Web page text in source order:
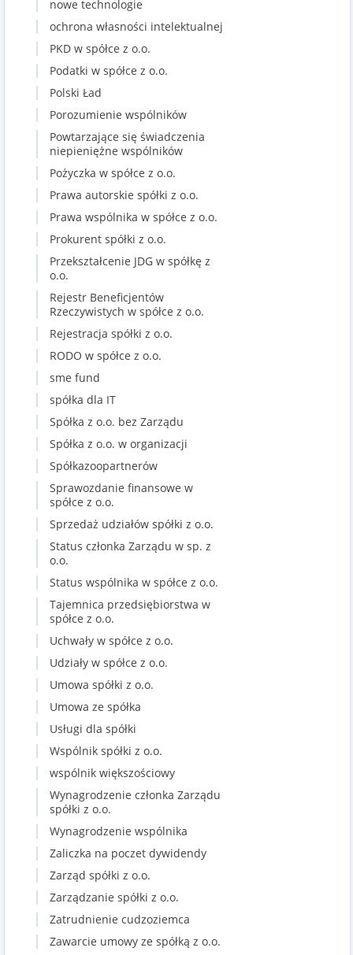
nowe technologie
ochrona własności intelektualnej
PKD w spółce z o.o.
Podatki w spółce z o.o.
Polski Ład
Porozumienie wspólników
Powtarzające się świadczenia
niepieniężne wspólników
Pożyczka w spółce z o.o.
Prawa autorskie spółki z o.o.
Prawa wspólnika w spółce z o.o.
Prokurent spółki z o.o.
Przekształcenie JDG w spółkę z
o.o.
Rejestr Beneficjentów
Rzeczywistych w spółce z o.o.
Rejestracja spółki z o.o.
RODO w spółce z o.o.
sme fund
spółka dla IT
Spółka z o.o. bez Zarządu
Spółka z o.o. w organizacji
Spółkazoopartnerów
Sprawozdanie finansowe w
spółce z o.o.
Sprzedaż udziałów spółki z o.o.
Status członka Zarządu w sp. z
o.o.
Status wspólnika w spółce z o.o.
Tajemnica przedsiębiorstwa w
spółce z o.o.
Uchwały w spółce z o.o.
Udziały w spółce z o.o.
Umowa spółki z o.o.
Umowa ze spółka
Usługi dla spółki
Wspólnik spółki z o.o.
wspólnik większościowy
Wynagrodzenie członka Zarządu
spółki z o.o.
Wynagrodzenie wspólnika
Zaliczka na poczet dywidendy
Zarząd spółki z o.o.
Zarządzanie spółki z o.o.
Zatrudnienie cudzoziemca
Zawarcie umowy ze spółką z o.o.